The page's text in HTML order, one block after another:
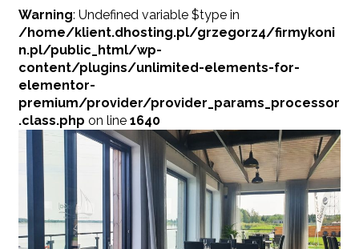
Warning: Undefined variable $type in
/home/klient.dhosting.pl/grzegorz4/firmykoni
n.pl/public_html/wp-
content/plugins/unlimited-elements-for-
elementor-
premium/provider/provider_params_processor
.class.php on line1640